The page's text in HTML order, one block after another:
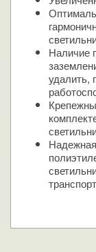
Наличие
удалить,